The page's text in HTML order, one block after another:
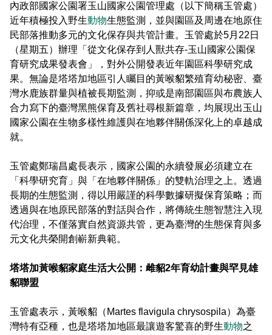
梅山遊客中心
南安遊客中心
排雲登山服務中心
線上預約
線上預約進度查詢
登高登頂紀念證書申辦
防疫期間登山守則
馬博拉斯橫斷步道系統
入園線上申請
山域事故統計
植物
動物
玉山腳下的子民
黑熊通報
黑熊特展
黑熊影片
黑熊骨骼標本特展
科研成果
路死動物調查成果
路死動物調查
iNaturalist
生態保育資訊
委辦成果報告
生態放映室
採集證申請
Taibif系統
保育類野生動物名錄
野生動物通報
旅遊摺頁
電子書
我們的願景
管理處電話
組織職掌
處長簡介
法律規範
施政計畫
支付或接受補助
預決算及會計報告
數位典藏
業務統計
請願及訴願
建造及使用執照案件統計
建築物公共安全申報案件即時進度查詢
意見信箱
首長信箱
入園信箱
常見問答
雙語詞彙
檔案應用專區
檔案應用申請服務
檔案知識補給站
檔案應用活動
玉山國公園粉絲專頁
民眾申辦服務
民眾申辦服務
申辦項目查詢
English
日本語
한국어
Bahasa Melayu
Taglog
ไทย
Bahasa indonesia
Français
España
網站導覽 雙語詞彙
首長信箱 常見問答
RSS訂閱 兒童網
Facebook
內政部國家公園署玉山國家公園管理處（以下簡稱玉管處）
近年積極投入野生動物生態監測，並與園區及周邊在地原住
民部落推動多元的文化保存與共管計畫。玉管處於5月22日
（星期五）辦理「從文化保存到人獸共存-玉山國家公園保
育研究成果發表會」，對外公開發表近年園區科學研究成
果。無論是塔塔加地區引人矚目的黃喉貂繁殖育幼秘密、臺
灣水鹿族群量與植被長期監測，抑或是南部園區與布農族人
合力寫下的臺灣黑熊保育及舊社尋根新篇章，均展現出玉山
國家公園在生物多樣性維護與在地夥伴關係深化上的卓越成
就。
玉管處鄭瑞昌處長表示，國家公園的永續發展必須建立在
「科學研究育」與「在地夥伴關係」的雙軌治理之上。透過
長期的生態監測，得以用嚴謹的科學數據研擬保育策略；而
透過與在地原民部落的對話與合作，將傳統生態智慧注入現
代治理，不僅落實自然資源共管，更為臺灣的生態保育與多
元文化共榮開創嶄新典範。
塔塔加黃喉貂家庭生活大公開：雌貂2年育幼計畫與罕見雄
貂聯盟
玉管處表示，黃喉貂（ Martes flavigula chrysospila）為臺
灣特有亞種，也是塔塔加地區最讓遊客驚喜的野生動物之